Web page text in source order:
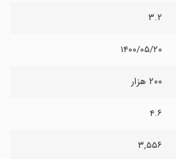
۳.۲
۱۴۰۰/۰۵/۲۰
۲۰۰ هزار
۴.۶
۳,۵۵۶